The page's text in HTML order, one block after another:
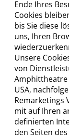
Ende Ihres
Cookies
bis Sie diese
uns, Ihren
Unsere
von
Amphittheatre
USA,
Remarketings
mit auf Ihren
definierten
den Seiten des